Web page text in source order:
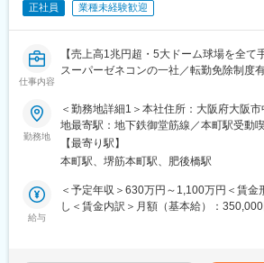
知識などを身につけられるため安心です
設計のご経験が少ない方も是非ご応募く
■キャリアパス：
グローバルかつ多角的な事業展開を行う
業領域を横断した活躍も可能です。
デザイナーとしてのフィールドを広げや
■当社について：
業歴49年、オリジナリティと提案力を武
正社員 業種未経験歓迎
仕事内容
【売上高1兆円超・5大ドーム球場を全て
スーパーゼネコンの一社／転勤免除制度
◎スーパーゼネコンで最先端の技術に触
◎DXを推進しながら働き方改革も促進中！
◎地場ゼネコンからの中途入社者が増えて
■業務内容
スーパーゼネコンの一角で、建物を「作
き、東京ミッドタウン・あべのハルカス
勤務地
＜勤務地詳細1＞本社住所：大阪府大阪
地最寄駅：地下鉄御堂筋線／本町駅受動
＜勤務地詳細2＞関西エリア各事業所住
府・奈良県・和歌山県・滋賀県の各事業
【最寄り駅】
本町駅、堺筋本町駅、肥後橋駅
給与
＜予定年収＞630万円～1,100万円＜賃金
し＜賃金内訳＞月額（基本給）：